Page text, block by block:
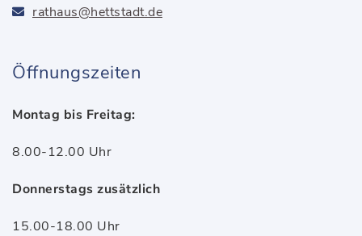
rathaus@hettstadt.de
Öffnungszeiten
Montag bis Freitag:
8.00-12.00 Uhr
Donnerstags zusätzlich
15.00-18.00 Uhr